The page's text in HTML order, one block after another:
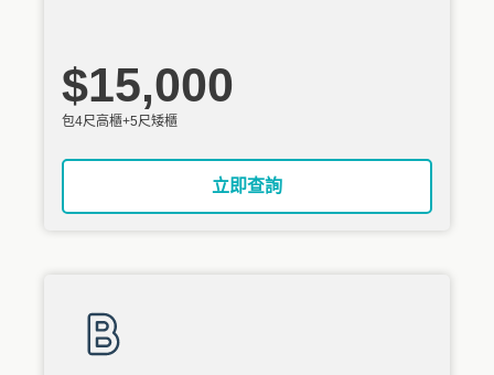
$15,000
包4尺高櫃+5尺矮櫃
立即查詢